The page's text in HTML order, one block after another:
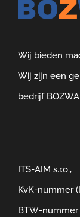
Wij bieden
Wij zijn een
bedrijf
ITS-AIM s.r.o.,
KvK-nummer
BTW-nummer